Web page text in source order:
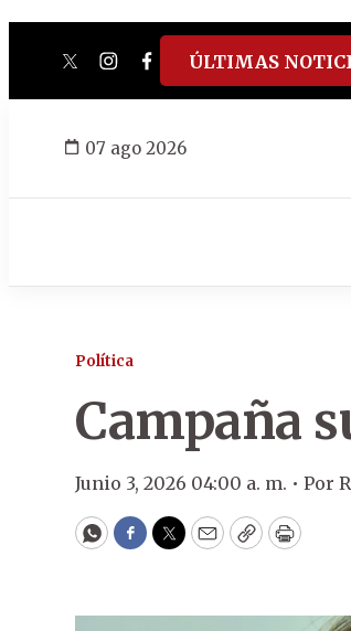
twitterinstagram
facebook
tiktokyoutube
spotify
ÚLTIMAS
07 ago 2026
Política
Campaña
Junio 3, 2026 04:00 a. m. • Por
WhatsApp
Facebook
Twitter
EmailCopyPrint